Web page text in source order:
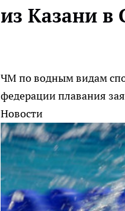
из Казани в
ЧМ по водным видам
федерации плавания
Новости